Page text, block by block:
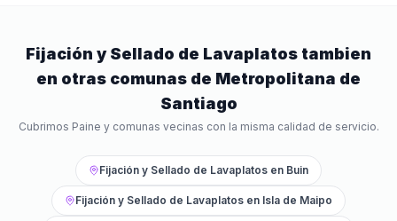
Fijación y Sellado de Lavaplatos tambien
en otras comunas de Metropolitana de
Santiago
Cubrimos Paine y comunas vecinas con la misma calidad de servicio.
Fijación y Sellado de Lavaplatos en Buin
Fijación y Sellado de Lavaplatos en Isla de Maipo